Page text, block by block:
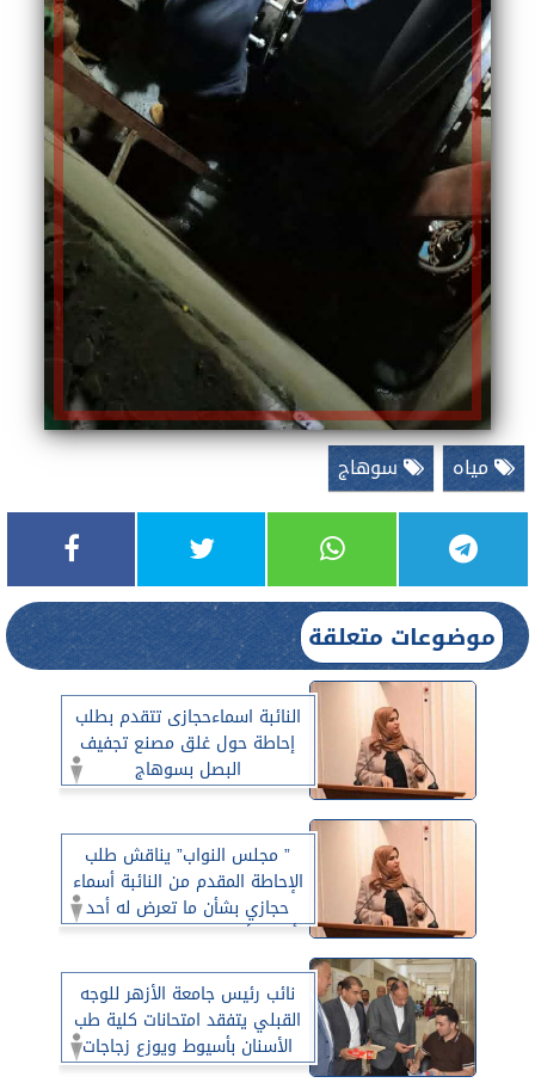
مياه سوهاج
موضوعات متعلقة
النائبة اسماءحجازى تتقدم بطلب
إحاطة حول غلق مصنع تجفيف
البصل بسوهاج
” مجلس النواب” يناقش طلب
الإحاطة المقدم من النائبة أسماء
حجازي بشأن ما تعرض له أحد
أهم الأصول الصناعية بمحافظة
نائب رئيس جامعة الأزهر للوجه
القبلي يتفقد امتحانات كلية طب
الأسنان بأسيوط ويوزع زجاجات
المياه والبسكويت على الطلاب